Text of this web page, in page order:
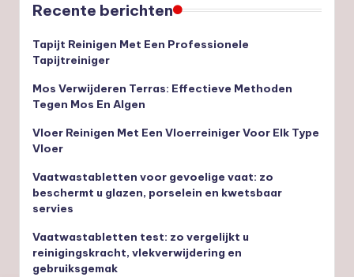
Recente berichten
Tapijt Reinigen Met Een Professionele
Tapijtreiniger
Mos Verwijderen Terras: Effectieve Methoden
Tegen Mos En Algen
Vloer Reinigen Met Een Vloerreiniger Voor Elk Type
Vloer
Vaatwastabletten voor gevoelige vaat: zo
beschermt u glazen, porselein en kwetsbaar
servies
Vaatwastabletten test: zo vergelijkt u
reinigingskracht, vlekverwijdering en
gebruiksgemak